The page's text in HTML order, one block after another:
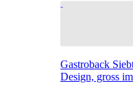
Gastroback
Design, gross